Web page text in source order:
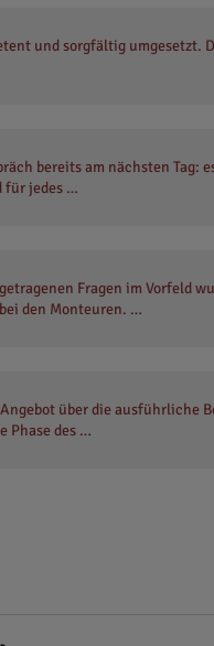
und sorgfältig umgesetzt.
bereits am nächsten Tag:
für jedes …
Fragen im Vorfeld
den Monteuren. …
über die ausführliche
Phase des …